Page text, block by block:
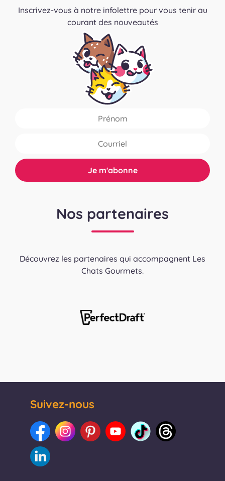
Inscrivez-vous à notre infolettre pour vous tenir au
courant des nouveautés
Nos partenaires
Découvrez les partenaires qui accompagnent Les
Chats Gourmets.
Suivez-nous